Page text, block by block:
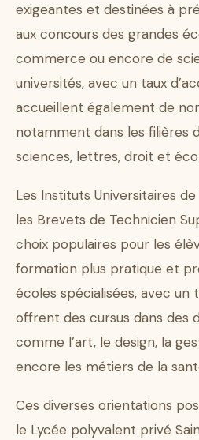
exigeantes et destinées à
aux concours des grandes
commerce ou encore de
universités, avec un taux
accueillent également de
notamment dans les filières
sciences, lettres, droit et
Les Instituts Universitaires
les Brevets de Technicien
choix populaires pour les
formation plus pratique et
écoles spécialisées, avec un
offrent des cursus dans des
comme l’art, le design, la
encore les métiers de la
Ces diverses orientations
le Lycée polyvalent privé